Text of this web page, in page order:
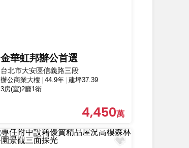
金華虹邦辦公首選
台北市大安區信義路三段
辦公商業大樓 44.9年 建坪37.39
3房(室)2廳1衛
4,450